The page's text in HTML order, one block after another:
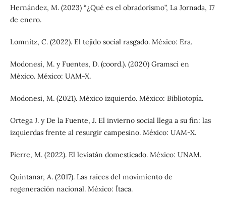
Hernández, M. (2023) “¿Qué es el obradorismo”, La Jornada, 17
de enero.
Lomnitz, C. (2022). El tejido social rasgado. México: Era.
Modonesi, M. y Fuentes, D. (coord.). (2020) Gramsci en
México. México: UAM-X.
Modonesi, M. (2021). México izquierdo. México: Bibliotopía.
Ortega J. y De la Fuente, J. El invierno social llega a su fin: las
izquierdas frente al resurgir campesino. México: UAM-X.
Pierre, M. (2022). El leviatán domesticado. México: UNAM.
Quintanar, A. (2017). Las raíces del movimiento de
regeneración nacional. México: Ítaca.